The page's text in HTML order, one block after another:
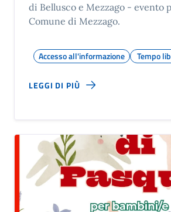
di Bellusco e Mezzago - evento
Comune di Mezzago.
Accesso all'informazione Tempo
LEGGI DI PIÙ